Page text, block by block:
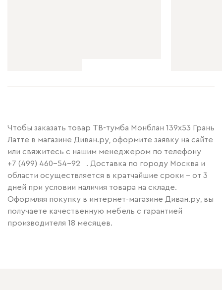
Чтобы заказать товар ТВ-тумба Монблан 139x53 Грань
Латте в магазине Диван.ру, оформите заявку на сайте
или свяжитесь с нашим менеджером по телефону
+7 (499) 460-54-92
. Доставка по городу Москва и
области осуществляется в кратчайшие сроки – от 3
дней при условии наличия товара на складе.
Оформляя покупку в интернет-магазине Диван.ру, вы
получаете качественную мебель с гарантией
производителя 18 месяцев.